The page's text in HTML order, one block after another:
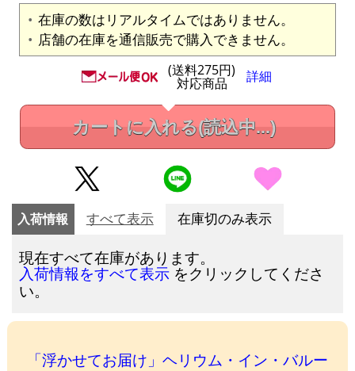
在庫の数はリアルタイムではありません。
店舗の在庫を通信販売で購入できません。
(送料275円)
対応商品 詳細
カートに入れる(読込中...)
入荷情報 すべて表示 在庫切のみ表示
現在すべて在庫があります。
入荷情報をすべて表示 をクリックしてくださ
い。
「浮かせてお届け」ヘリウム・イン・バルー